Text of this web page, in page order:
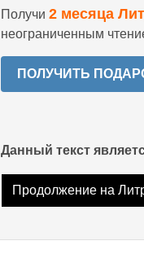
Получи 2 месяца
неограниченным
ПОЛУЧИТЬ
Данный текст
Продолжение на